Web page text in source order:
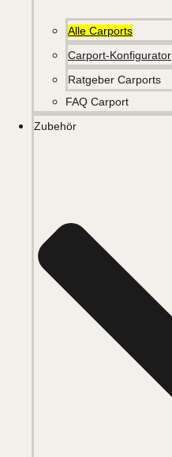
Alle Carports
Carport-Konfigurator
Ratgeber Carports
FAQ Carport
Zubehör